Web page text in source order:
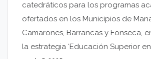
catedráticos para los programas
ofertados en los Municipios de
Camarones, Barrancas y Fonseca,
la estrategia ‘Educación Superior